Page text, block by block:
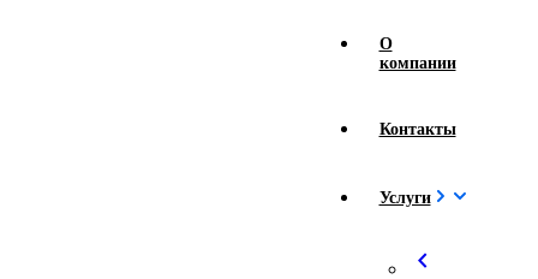
О
компании
Контакты
Услуги
chevron_left